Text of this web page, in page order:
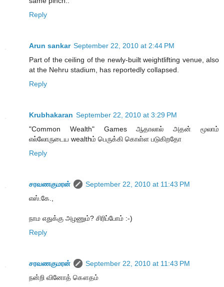
Reply
Arun sankar September 22, 2010 at 2:44 PM
Part of the ceiling of the newly-built weightlifting venue, also
at the Nehru stadium, has reportedly collapsed.
Reply
Krubhakaran September 22, 2010 at 3:29 PM
"Common Wealth" Games ஆதாலால் அதன் மூலாம்
எல்லோருடைய wealthம் பெருக்கி கொள்ள படுகிறதோ
Reply
சரவணகுமரன்
September 22, 2010 at 11:43 PM
எஸ்.கே.,
நாம எதுக்கு அழணும்? சிரிப்போம் :-)
Reply
சரவணகுமரன்
September 22, 2010 at 11:43 PM
நன்றி வினோத் கௌதம்